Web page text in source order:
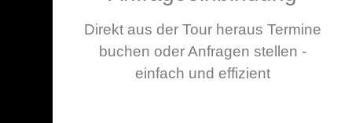
Direkt aus der Tour heraus Termine
buchen oder Anfragen stellen -
einfach und effizient